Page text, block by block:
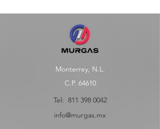
Monterrey, N.L.
C.P. 64610
Tel: 811 398 0042
info@murgas.mx